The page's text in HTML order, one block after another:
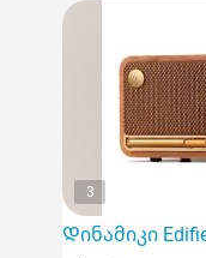
3
Დინამიკი